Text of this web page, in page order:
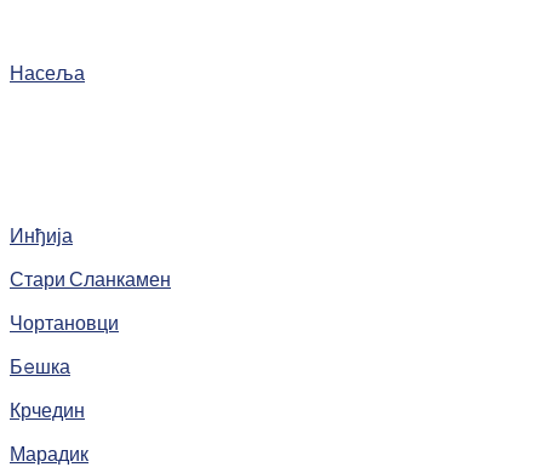
Насеља
Инђија
Стари Сланкамен
Чортановци
Бeшка
Крчедин
Марадик